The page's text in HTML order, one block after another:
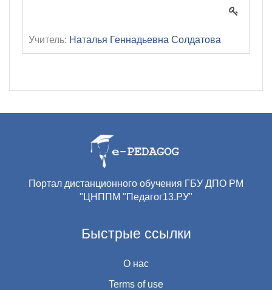
Учитель: Наталья Геннадьевна Солдатова
Портал дистанционного обучения ГБУ ДПО РМ
"ЦНППМ "Педагог13.РУ"
Быстрые ссылки
О нас
Terms of use